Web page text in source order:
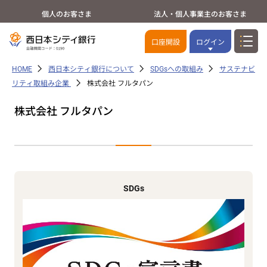
個人のお客さま 法人・個人事業主のお客さま
口座開設 ログイン
HOME 西日本シティ銀行について SDGsへの取組み
サステナビ
リティ取組み企業
株式会社 フルタパン
株式会社 フルタパン
SDGs